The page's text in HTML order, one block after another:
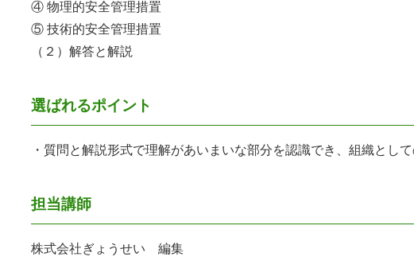
④ 物理的安全管理措置
⑤ 技術的安全管理措置
（２）解答と解説
選ばれるポイント
・質問と解説形式で理解があいまいな部分を認識でき、組織とし
担当講師
株式会社ぎょうせい 編集